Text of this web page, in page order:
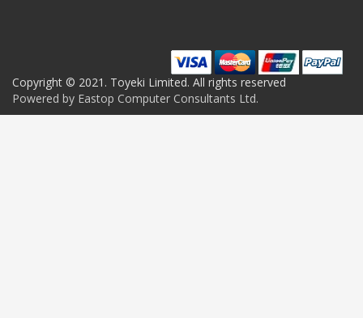
Copyright © 2021. Toyeki Limited. All rights reserved
Powered by Eastop Computer Consultants Ltd.